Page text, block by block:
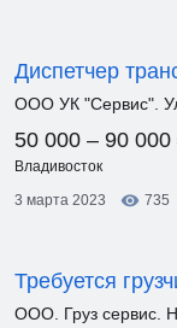
Диспетчер
ООО УК "Сервис".
50 000 – 90 000
Владивосток
3 марта 2023
735
Требуется
ООО. Груз сервис.